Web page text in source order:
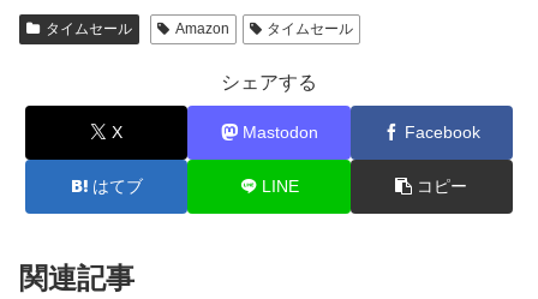
タイムセール Amazon タイムセール
シェアする
X Mastodon Facebook
はてブ LINE コピー
関連記事